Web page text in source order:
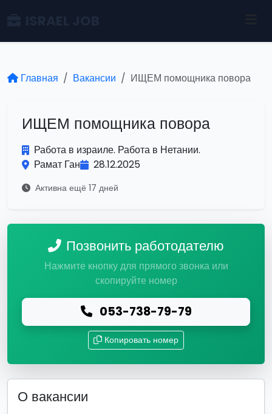
Главная Вакансии ИЩЕМ помощника повора
ИЩЕМ помощника повора
Работа в израиле. Работа в Нетании.
Рамат Ган
28.12.2025
Активна ещё 17 дней
Позвонить работодателю
Нажмите кнопку для прямого звонка или
скопируйте номер
053-738-79-79
Копировать номер
О вакансии